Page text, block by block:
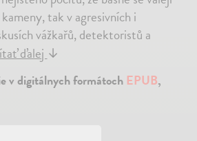
tak v agresivních i
vážkařů, detektoristů a
ďalej ↓
v digitálnych formátoch EPUB,